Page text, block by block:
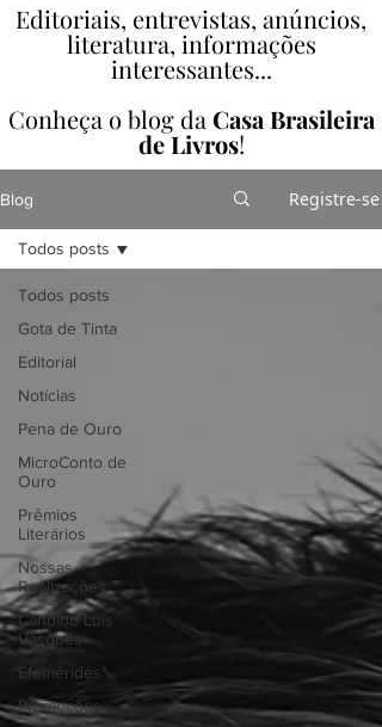
Editoriais, entrevistas, anúncios,
literatura, informações
interessantes...
Conheça o blog da Casa Brasileira
de Livros!
Blog Registre-se
Todos posts
Gota de Tinta
Editorial
Notícias
Pena de Ouro
MicroConto de
Ouro
Prêmios
Literários
Nossas
Realizações
Cândido Luís
Vasques
Efemérides
Promoções
Todos posts